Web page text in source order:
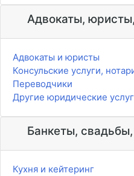
Адвокаты,
Адвокаты и юристы
Консульские услуги,
Переводчики
Другие юридические
Банкеты,
Кухня и кейтеринг